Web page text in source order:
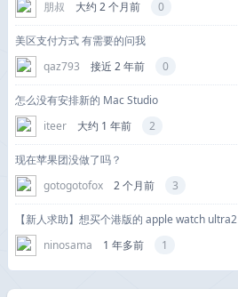
朋叔
大约 2 个月前 0
美区支付方式 有需要的问我
qaz793
接近 2 年前 0
怎么没有安排新的 Mac Studio
iteer
大约 1 年前 2
现在苹果团没做了吗？
gotogotofox
2 个月前 3
【新人求助】想买个港版的 apple watch ultra2
ninosama
1 年多前 1